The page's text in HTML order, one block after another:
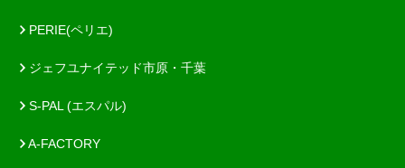
PERIE(ペリエ)
ジェフユナイテッド市原・千葉
S-PAL (エスパル)
A-FACTORY